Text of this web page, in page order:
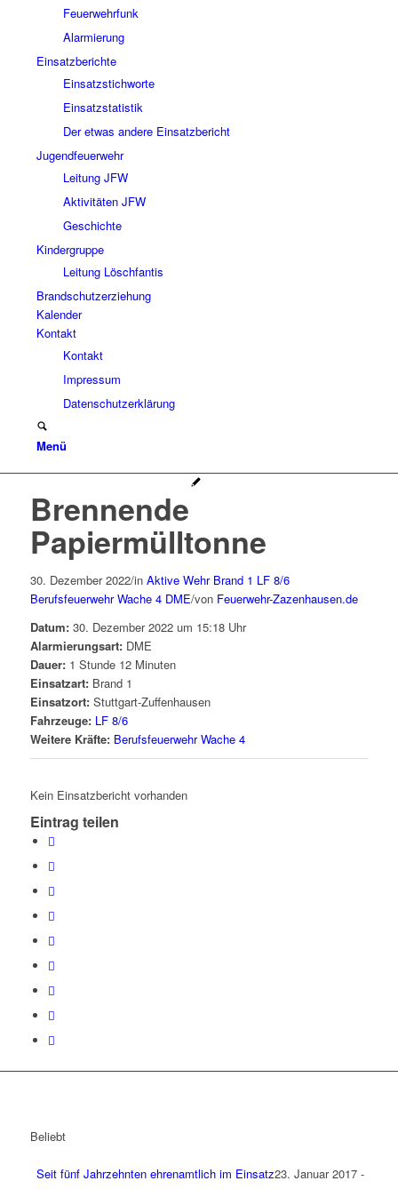
Feuerwehrfunk
Alarmierung
Einsatzberichte
Einsatzstichworte
Einsatzstatistik
Der etwas andere Einsatzbericht
Jugendfeuerwehr
Leitung JFW
Aktivitäten JFW
Geschichte
Kindergruppe
Leitung Löschfantis
Brandschutzerziehung
Kalender
Kontakt
Kontakt
Impressum
Datenschutzerklärung
Menü
Brennende
Papiermülltonne
30. Dezember 2022/in Aktive Wehr Brand 1 LF 8/6
Berufsfeuerwehr Wache 4 DME/von Feuerwehr-Zazenhausen.de
Datum:30. Dezember 2022 um 15:18 Uhr
Alarmierungsart:DME
Dauer:1 Stunde 12 Minuten
Einsatzart:Brand 1
Einsatzort:Stuttgart-Zuffenhausen
Fahrzeuge: LF 8/6
Weitere Kräfte: Berufsfeuerwehr Wache 4
Kein Einsatzbericht vorhanden
Eintrag teilen
Beliebt
Seit fünf Jahrzehnten ehrenamtlich im Einsatz23. Januar 2017 -